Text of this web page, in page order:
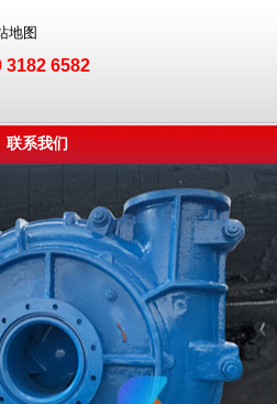
地图
3182 6582
联系我们